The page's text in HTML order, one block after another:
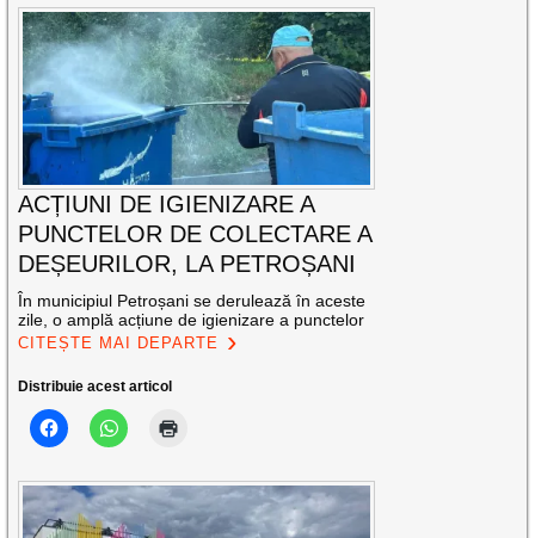
ACȚIUNI DE IGIENIZARE A
PUNCTELOR DE COLECTARE A
DEȘEURILOR, LA PETROȘANI
În municipiul Petroșani se derulează în aceste
zile, o amplă acțiune de igienizare a punctelor
CITEȘTE MAI DEPARTE
Distribuie acest articol